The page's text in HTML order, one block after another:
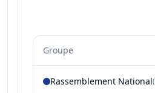
Groupe
Rassemblement National(